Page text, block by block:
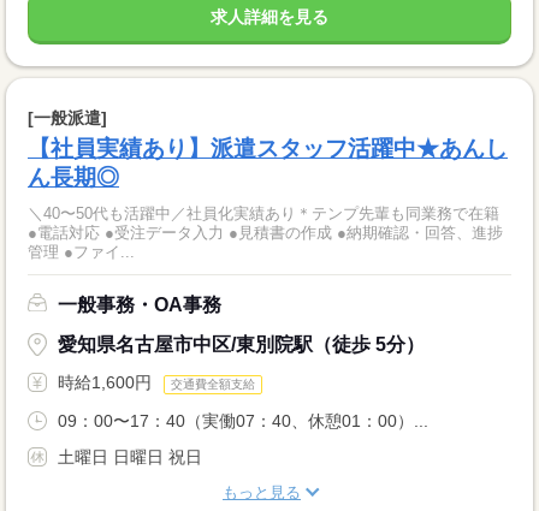
求人詳細を見る
[一般派遣]
【社員実績あり】派遣スタッフ活躍中★あんし
ん長期◎
＼40〜50代も活躍中／社員化実績あり＊テンプ先輩も同業務で在籍
●電話対応 ●受注データ入力 ●見積書の作成 ●納期確認・回答、進捗
管理 ●ファイ...
一般事務・OA事務
愛知県名古屋市中区/東別院駅（徒歩 5分）
時給1,600円 交通費全額支給
09：00〜17：40（実働07：40、休憩01：00）...
土曜日 日曜日 祝日
もっと見る